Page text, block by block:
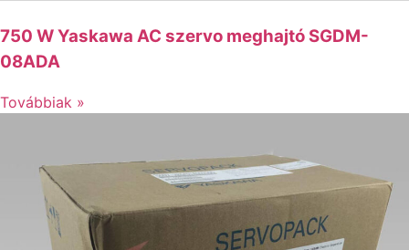
750 W Yaskawa AC szervo meghajtó SGDM-
08ADA
Továbbiak »